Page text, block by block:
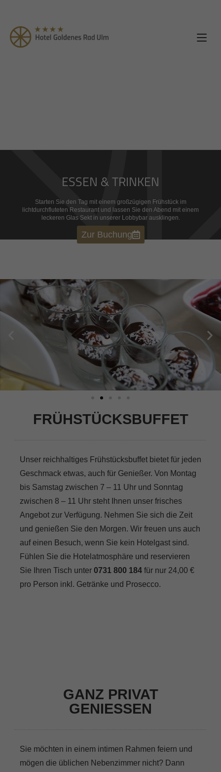
ESSEN & TRINKEN
Starten Sie den Tag mit einem großzügigen Frühstück im
lichtdurchfluteten Restaurant und lassen Sie den Abend mit einem
leckeren Glas Sekt in unserer Lobbybar ausklingen.
Zur Buchung
FRÜHSTÜCKSBUFFET
Unser reichhaltiges Frühstücksbuffet bietet für jeden
Geschmack etwas, auch für Genießer. Von Montag
bis Samstag zwischen 7 – 11 Uhr und Sonntag
zwischen 8 – 11 Uhr steht Ihnen unser frisches
Angebot zur Verfügung. Nehmen Sie sich die Zeit
und genießen Sie den Morgen. Wir freuen uns auch
auf einen Besuch, wenn Sie kein Hotelgast sind.
Fühlen Sie die Hotelatmosphäre und reservieren
Sie Ihren Tisch unter 0731 800 184 für nur 24,00 €
pro Person inkl. Getränke und Prosecco.
GANZ PRIVAT
GENIESSEN
Sie möchten in einem intimen Rahmen feiern und
mögen die üblichen Nebenzimmer nicht? Dann